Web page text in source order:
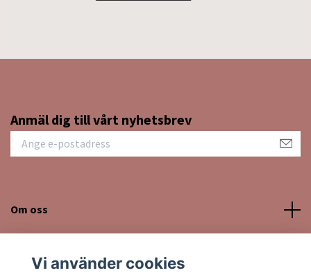
Anmäl dig till vårt nyhetsbrev
Om oss
Vi använder cookies